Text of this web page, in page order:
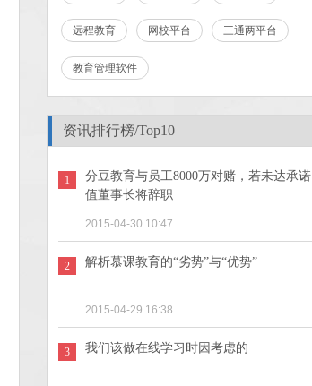
远程教育 网校平台 三通两平台
教育管理软件
资讯排行榜/Top10
1
分豆教育与员工8000万对赌，若未达承诺
值董事长将辞职
2015-04-30 10:47
2 解析慕课教育的“劣势”与“优势”
2015-04-29 16:38
3 我们该做在线学习时因考虑的